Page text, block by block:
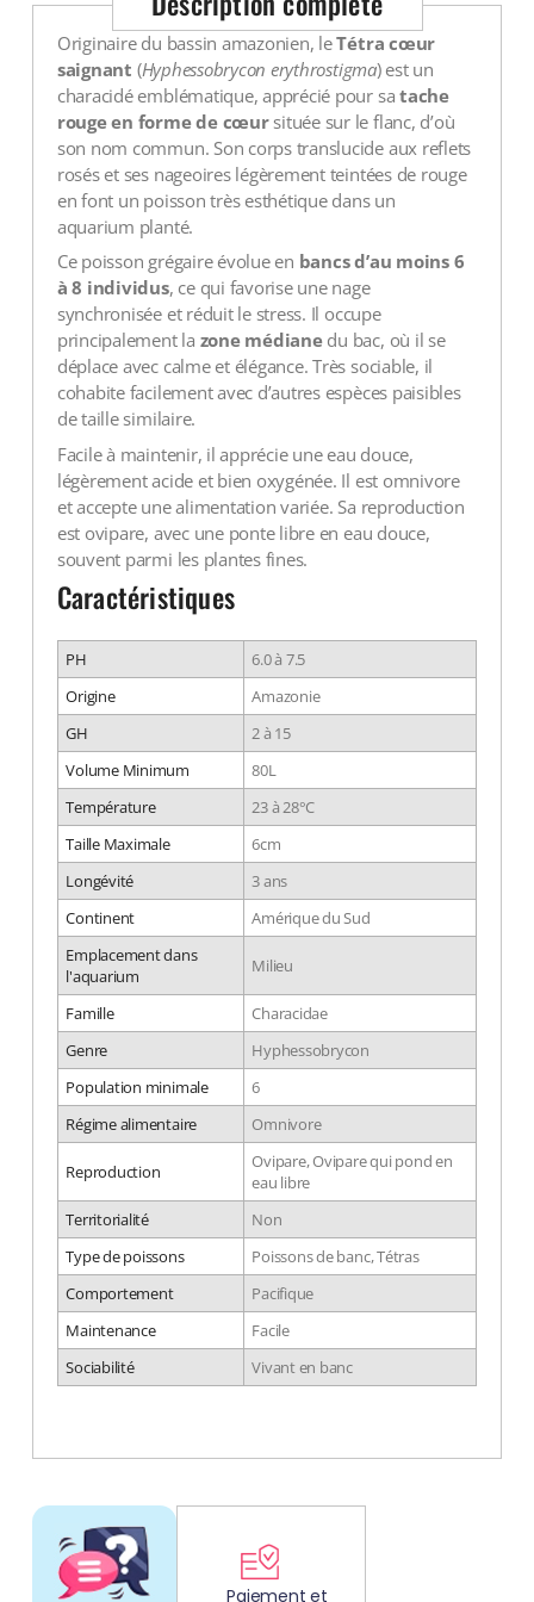
Originaire du bassin amazonien, leTétra cœur
saignant (Hyphessobrycon erythrostigma) est un
characidé emblématique, apprécié pour satache
rouge en forme de cœursituée sur le flanc, d’où
son nom commun. Son corps translucide aux reflets
rosés et ses nageoires légèrement teintées de rouge
en font un poisson très esthétique dans un
aquarium planté.
Ce poisson grégaire évolue en bancs d’au moins 6
à 8 individus, ce qui favorise une nage
synchronisée et réduit le stress. Il occupe
principalement la zone médianedu bac, où il se
déplace avec calme et élégance. Très sociable, il
cohabite facilement avec d’autres espèces paisibles
de taille similaire.
Facile à maintenir, il apprécie une eau douce,
légèrement acide et bien oxygénée. Il est omnivore
et accepte une alimentation variée. Sa reproduction
est ovipare, avec une ponte libre en eau douce,
souvent parmi les plantes fines.
Caractéristiques
PH
6.0 à 7.5
Origine
Amazonie
GH
2 à 15
Volume Minimum
80L
Température
23 à 28°C
Taille Maximale
6cm
Longévité
3 ans
Continent
Amérique du Sud
Emplacement dans
l'aquarium
Milieu
Famille
Characidae
Genre
Hyphessobrycon
Population minimale
6
Régime alimentaire
Omnivore
Reproduction
Ovipare, Ovipare qui pond en
eau libre
Territorialité
Non
Type de poissons
Poissons de banc, Tétras
Comportement
Pacifique
Maintenance
Facile
Sociabilité
Vivant en banc
Paiement et